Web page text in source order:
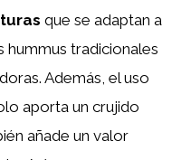
que se adaptan a
tradicionales
Además, el uso
aporta un crujido
añade un valor